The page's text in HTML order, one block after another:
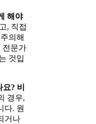
해야
, 직접
의해
전문가
것입
? 비
경우,
다. 원
거나